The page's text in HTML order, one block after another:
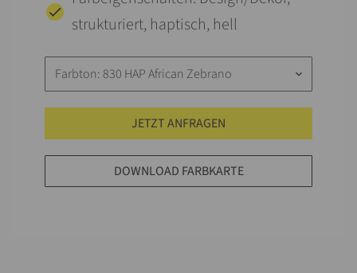
strukturiert, haptisch, hell
Farbton: 830 HAP African Zebrano keyboard_arrow_down
JETZT ANFRAGEN
DOWNLOAD FARBKARTE